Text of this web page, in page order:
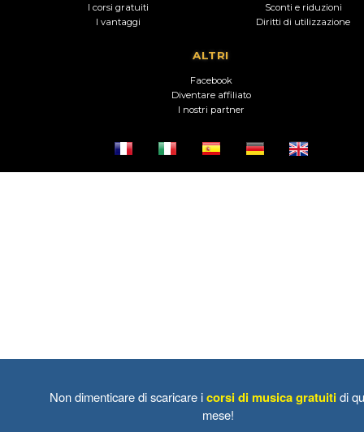
I corsi gratuiti
I vantaggi
Sconti e riduzioni
Diritti di utilizzazione
ALTRI
Facebook
Diventare affiliato
I nostri partner
Non dimenticare di scaricare icorsi di musica gratuiti di
mese!